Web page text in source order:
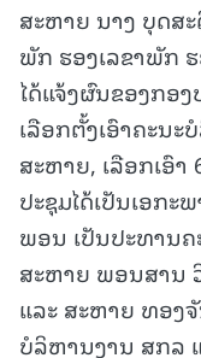
ສະຫາຍ ນາງ ບຸດສ
ພັກ ຮອງເລຂາພັກ
ໄດ້ແຈ້ງຜົນຂອງກອ
ເລືອກຕັ້ງເອົາຄະນ
ສະຫາຍ, ເລືອກເອົ
ປະຊຸມໄດ້ເປັນເອກະ
ພອນ ເປັນປະທານຄ
ສະຫາຍ ພອນສານ ວິ
ແລະ ສະຫາຍ ທອງ
ບໍລິຫານງານ ສກລ